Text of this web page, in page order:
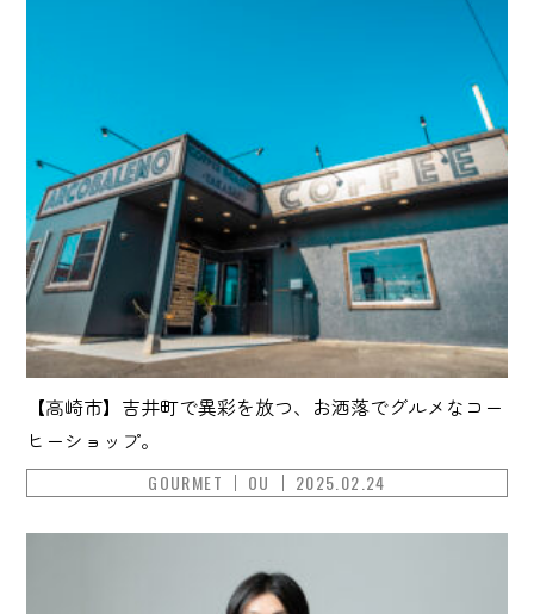
【高崎市】吉井町で異彩を放つ、お洒落でグルメなコー
ヒーショップ。
GOURMET OU 2025.02.24